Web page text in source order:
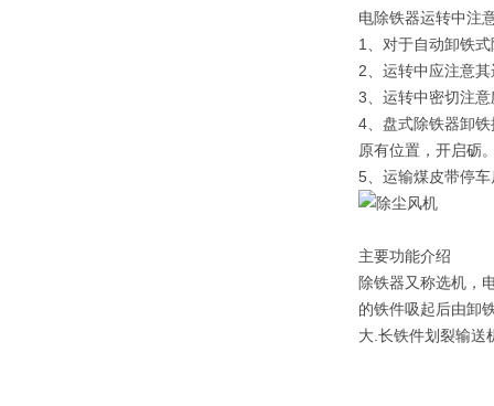
电除铁器运转中注
1、对于自动卸铁
2、运转中应注意
3、运转中密切注
4、盘式除铁器卸
原有位置，开启砺
5、运输煤皮带停
主要功能介绍
除铁器又称选机，
的铁件吸起后由卸
大.长铁件划裂输送